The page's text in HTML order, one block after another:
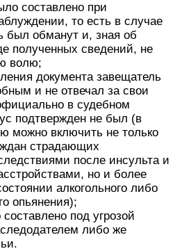
составлено при
то есть в случае
был обманут и, зная об
полученных сведений, не
волю;
документа завещатель
и не отвечал за свои
в судебном
подтвержден не был (в
можно включить не только
страдающих
после инсульта и
но и более
алкогольного либо
опьянения);
под угрозой
либо же